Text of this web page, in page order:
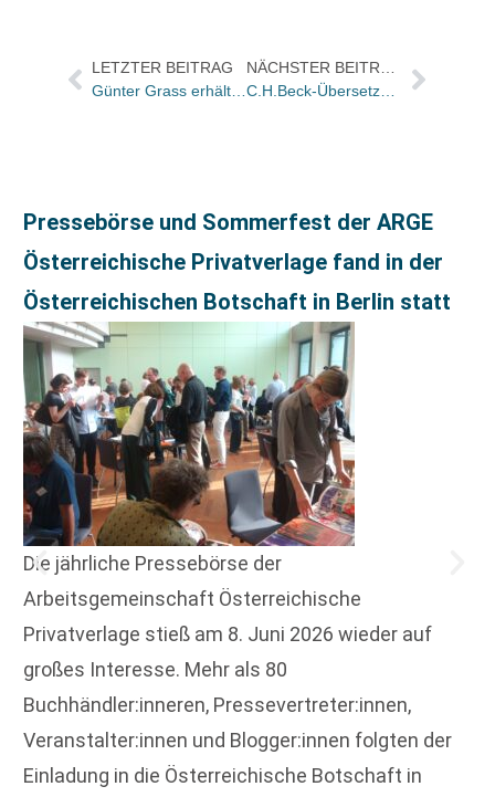
LETZTER BEITRAG
Günter Grass erhält Hans Christian Andersen Preis
Pressebörse und Sommerfest der ARGE
Österreichische Privatverlage fand in der
Österreichischen Botschaft in Berlin statt
Die jährliche Pressebörse der
Arbeitsgemeinschaft Österreichische
Privatverlage stieß am 8. Juni 2026 wieder auf
großes Interesse. Mehr als 80
Buchhändler:inneren, Pressevertreter:innen,
Veranstalter:innen und Blogger:innen folgten der
Einladung in die Österreichische Botschaft in